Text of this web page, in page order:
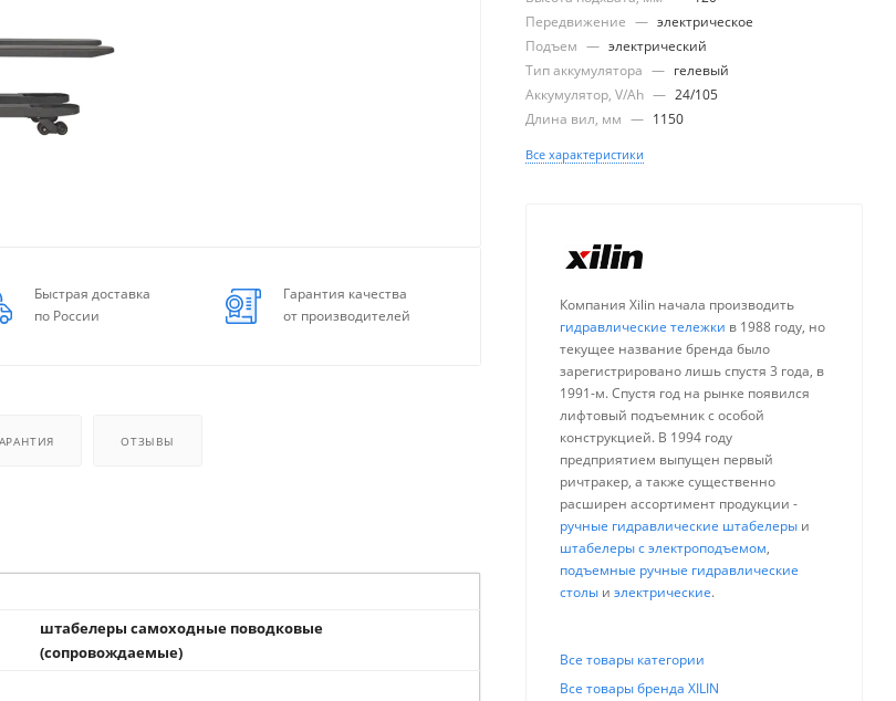
Быстрая доставка
по России
Гарантия качества
от производителей
ОТЗЫВЫ
штабелеры самоходные поводковые
(сопровождаемые)
Передвижение — электрическое
Подъем — электрический
Тип аккумулятора — гелевый
Аккумулятор, V/Ah — 24/105
Длина вил, мм — 1150
Все характеристики
Компания Xilin начала производить
гидравлические тележки в 1988 году, но
текущее название бренда было
зарегистрировано лишь спустя 3 года, в
1991-м. Спустя год на рынке появился
лифтовый подъемник с особой
конструкцией. В 1994 году
предприятием выпущен первый
ричтракер, а также существенно
расширен ассортимент продукции -
ручные гидравлические штабелеры и
штабелеры с электроподъемом,
подъемные ручные гидравлические
столы и электрические.
Все товары категории
Все товары бренда XILIN